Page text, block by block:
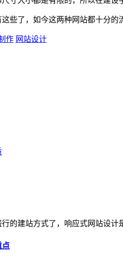
些了，如今这两种网站都十分的
作 网站设计
的建站方式了，响应式网站设计
点